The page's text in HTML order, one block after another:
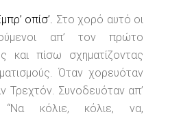
οπίσ’. Στο χορό αυτό οι
απ’ τον πρώτο
και πίσω σχηματίζοντας
Όταν χορευόταν
Τρεχτόν. Συνοδευόταν απ’
“Να κόλιε, κόλιε, να,